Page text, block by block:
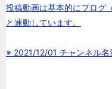
投稿動画は基本的にブログ
と連動しています。
※ 2021/12/01 チャンネル名